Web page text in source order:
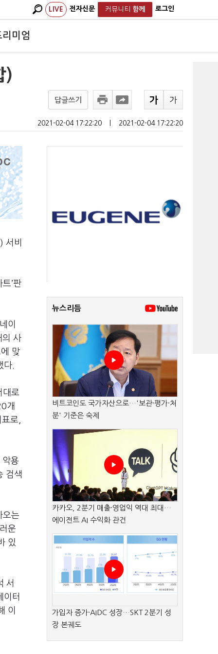
LIVE 전자신문 커뮤니티 함께 로그인
리미엄
)
답글쓰기
2021-02-04 17:22:20 2021-02-04 17:22:20
서비
’판
이
의 사
맞
다.
대로
개
로,
악용
검색
오는
운
있
서
이터
이
뉴스리듬
비트코인도 국가자산으로…'보관·평가·처
분' 기준은 숙제
카카오, 2분기 매출·영업익 역대 최대…
에이전트 AI 수익화 관건
가입자 증가·AIDC 성장…SKT 2분기 성
장 본궤도